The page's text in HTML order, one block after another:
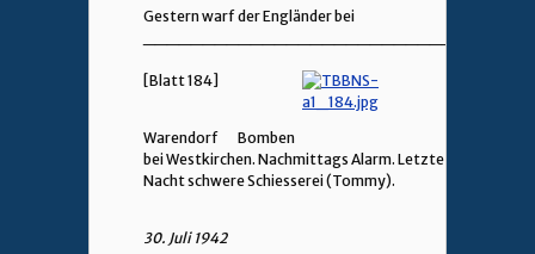
Gestern warf der Engländer bei
[Blatt 184]
Warendorf Bomben
bei Westkirchen. Nachmittags Alarm. Letzte
Nacht schwere Schiesserei (Tommy).
30. Juli 1942